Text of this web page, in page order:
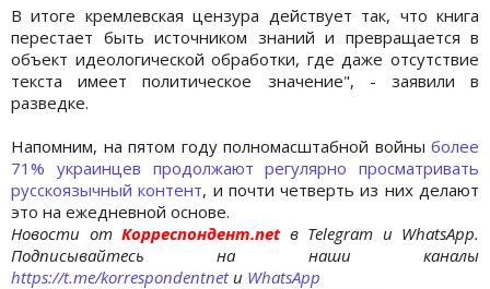
В итоге кремлевская цензура действует так, что книга
перестает быть источником знаний и превращается в
объект идеологической обработки, где даже отсутствие
текста имеет политическое значение", - заявили в
разведке.
Напомним, на пятом году полномасштабной войны более
71% украинцев продолжают регулярно просматривать
русскоязычный контент, и почти четверть из них делают
это на ежедневной основе.
Новости отКорреспондент.net в Telegram и WhatsApp.
Подписывайтесь на наши каналы
https://t.me/korrespondentnetи WhatsApp